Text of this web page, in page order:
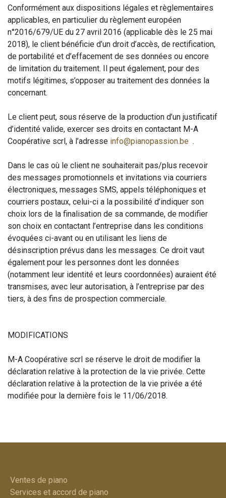
Conformément aux dispositions légales et règlementaires
applicables, en particulier du règlement européen
n°2016/679/UE du 27 avril 2016 (applicable dès le 25 mai
2018), le client bénéficie d’un droit d’accès, de rectification,
de portabilité et d’effacement de ses données ou encore
de limitation du traitement. Il peut également, pour des
motifs légitimes, s’opposer au traitement des données la
concernant.
Le client peut, sous réserve de la production d’un justificatif
d’identité valide, exercer ses droits en contactant M-A
Coopérative scrl, à l’adresse info@pianopassion.be .
Dans le cas où le client ne souhaiterait pas/plus recevoir
des messages promotionnels et invitations via courriers
électroniques, messages SMS, appels téléphoniques et
courriers postaux, celui-ci a la possibilité d’indiquer son
choix lors de la finalisation de sa commande, de modifier
son choix en contactant l’entreprise dans les conditions
évoquées ci-avant ou en utilisant les liens de
désinscription prévus dans les messages. Ce droit vaut
également pour les personnes dont les données
(notamment leur identité et leurs coordonnées) auraient été
transmises, avec leur autorisation, à l’entreprise par des
tiers, à des fins de prospection commerciale.
MODIFICATIONS
M-A Coopérative scrl se réserve le droit de modifier la
déclaration relative à la protection de la vie privée. Cette
déclaration relative à la protection de la vie privée a été
modifiée pour la dernière fois le 11/06/2018.
Ventes de piano
Services et accord de piano​